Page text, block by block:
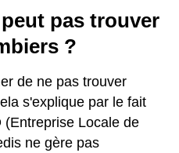
pas trouver
?
de ne pas trouver
s'explique par le fait
Locale de
ne gère pas